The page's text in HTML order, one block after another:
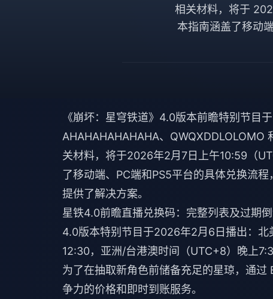
相关材料，将于
本指南涵盖了移动
《崩坏：星穹铁道》4.0版本前瞻特别节目
AHAHAHAHAHAHA、QWQXDDLOLOMO
关材料，将于2026年2月7日上午10:59（
了移动端、PC端和PS5平台的具体兑换流
提供了解决方案。
星铁4.0前瞻直播兑换码：完整列表及过期
4.0版本特别节目于2026年2月6日播出：
12:30，亚洲/台港澳时间（UTC+8）晚上
为了在抽取新角色前储备充足的星琼，通过
争力的价格和即时到账服务。